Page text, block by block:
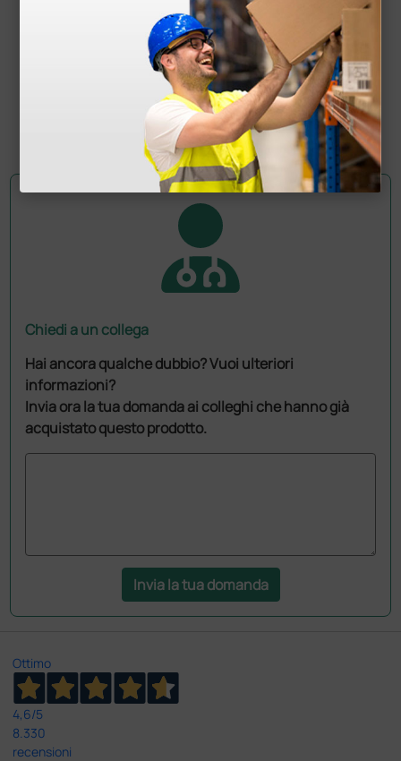
Lettino per ginecologia Deluxe - Portata 110 kg
540,00 €
1 pz.
Chiedi a un collega
Hai ancora qualche dubbio? Vuoi ulteriori
informazioni?
Invia ora la tua domanda ai colleghi che hanno già
acquistato questo prodotto.
Invia la tua domanda
Ottimo
4,6/5
8.330
recensioni